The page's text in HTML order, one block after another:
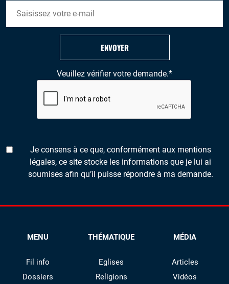
Veuillez vérifier votre demande.*
Je consens à ce que, conformément aux mentions
légales, ce site stocke les informations que je lui ai
soumises afin qu’il puisse répondre à ma demande.
ENVOYER
MENU
Fil info
Dossiers
THÉMATIQUE
Eglises
Religions
MÉDIA
Articles
Vidéos